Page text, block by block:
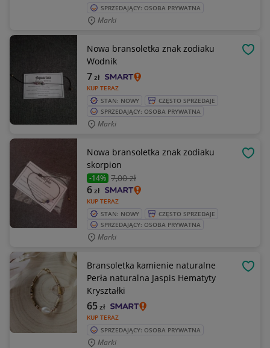
SPRZEDAJĄCY: OSOBA PRYWATNA
Marki
Nowa bransoletka znak zodiaku
Wodnik
KUP TERAZ
7zł
STAN: NOWY
CZĘSTO SPRZEDAJE
SPRZEDAJĄCY: OSOBA PRYWATNA
Marki
Nowa bransoletka znak zodiaku
skorpion
-14% 7,00 zł
KUP TERAZ
6zł
STAN: NOWY
CZĘSTO SPRZEDAJE
SPRZEDAJĄCY: OSOBA PRYWATNA
Marki
Bransoletka kamienie naturalne
Perła naturalna Jaspis Hematyty
Kryształki
KUP TERAZ
65zł
SPRZEDAJĄCY: OSOBA PRYWATNA
Marki